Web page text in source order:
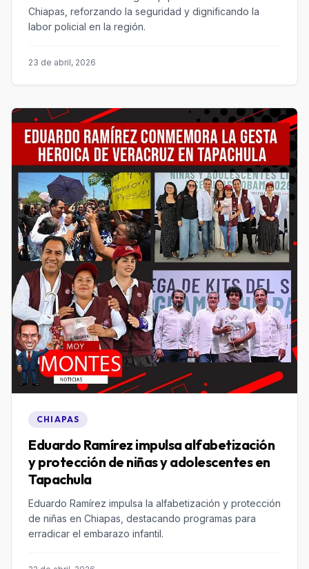
Chiapas, reforzando la seguridad y dignificando la
labor policial en la región.
23 de abril, 2026
CHIAPAS
Eduardo Ramírez impulsa alfabetización
y protección de niñas y adolescentes en
Tapachula
Eduardo Ramírez impulsa la alfabetización y protección
de niñas en Chiapas, destacando programas para
erradicar el embarazo infantil.